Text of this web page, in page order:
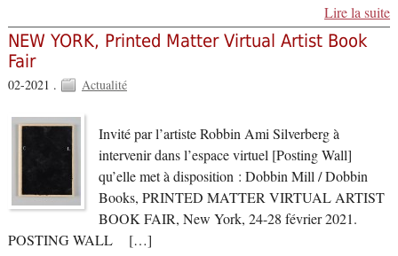
Lire la suite
NEW YORK, Printed Matter Virtual Artist Book
Fair
02-2021 . Actualité
Invité par l’artiste Robbin Ami Silverberg à
intervenir dans l’espace virtuel [Posting Wall]
qu’elle met à disposition : Dobbin Mill / Dobbin
Books, PRINTED MATTER VIRTUAL ARTIST
BOOK FAIR, New York, 24-28 février 2021.
POSTING WALL […]